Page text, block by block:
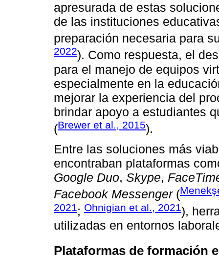
apresurada de estas
de las instituciones
preparación necesaria para
2022). Como respuesta, el
para el manejo de equipos
especialmente en la
mejorar la experiencia del
brindar apoyo a estudiantes
(Brewer et al., 2015).
Entre las soluciones más
encontraban plataformas
Google Duo, Skype,
Facebook Messenger(
2021 ; Ohnigian et al., 2021),
utilizadas en entornos
Plataformas de formación